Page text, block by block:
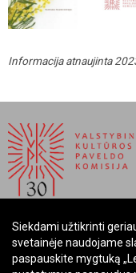
Informacija atnaujinta
BIUDŽETINĖ
VALSTYBINĖ
Siekdami užtikrinti
svetainėje naudojame
paspauskite mygtuką